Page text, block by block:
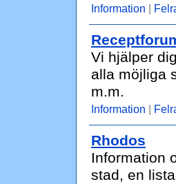
Information |
Vi hjälper
alla möjliga
m.m.
Information |
Rhodos
Information
stad, en